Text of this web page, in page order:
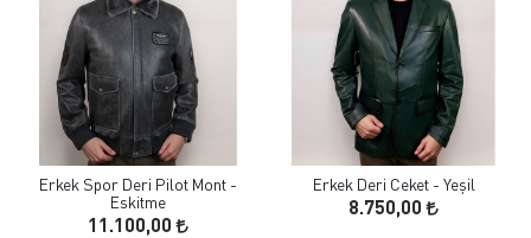
Erkek Spor Deri Pilot Mont -
Eskitme
11.100,00
Erkek Deri Ceket - Yeşil
8.750,00